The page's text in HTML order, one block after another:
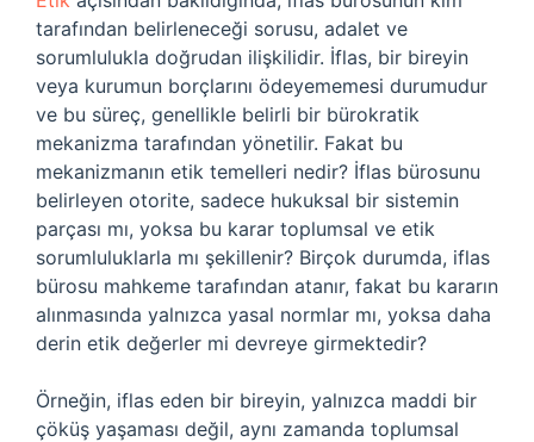
tarafından belirleneceği sorusu, adalet ve
sorumlulukla doğrudan ilişkilidir. İflas, bir bireyin
veya kurumun borçlarını ödeyememesi durumudur
ve bu süreç, genellikle belirli bir bürokratik
mekanizma tarafından yönetilir. Fakat bu
mekanizmanın etik temelleri nedir? İflas bürosunu
belirleyen otorite, sadece hukuksal bir sistemin
parçası mı, yoksa bu karar toplumsal ve etik
sorumluluklarla mı şekillenir? Birçok durumda, iflas
bürosu mahkeme tarafından atanır, fakat bu kararın
alınmasında yalnızca yasal normlar mı, yoksa daha
derin etik değerler mi devreye girmektedir?
Örneğin, iflas eden bir bireyin, yalnızca maddi bir
çöküş yaşaması değil, aynı zamanda toplumsal